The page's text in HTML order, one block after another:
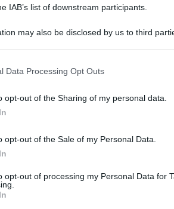
IAB’s list of downstream participants.
may also be disclosed by us to third
including but not limited to your visit or usage
to Google and its third-party tags to use
consent section.
Data Processing Opt Outs
opt-out of the Sharing of my personal data.
opt-out of the Sale of my Personal Data.
opt-out of processing my Personal Data for
con lo stesso tema
rappresentano un po’ una
o, meglio, del non esserlo. Perché
impossibilità o per scelta, anche
nemmeno noi. Ma certo tutte le
donne, che diventano così madri
alla fine i soliti: la povertà, la
chi aveva figli fuori dal
va dal dopoguerra a oggi),